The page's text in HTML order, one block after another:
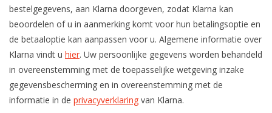
bestelgegevens, aan Klarna doorgeven, zodat Klarna kan
beoordelen of u in aanmerking komt voor hun betalingsoptie en
de betaaloptie kan aanpassen voor u. Algemene informatie over
Klarna vindt u hier. Uw persoonlijke gegevens worden behandeld
in overeenstemming met de toepasselijke wetgeving inzake
gegevensbescherming en in overeenstemming met de
informatie in de privacyverklaring van Klarna.